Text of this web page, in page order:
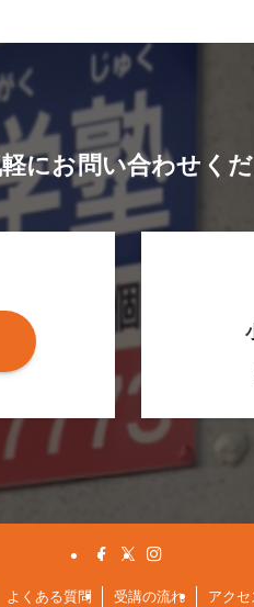
にお問い合わせく
よくある質問 受講の流れ アクセ